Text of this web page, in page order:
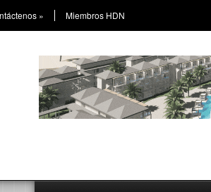
» Miembros HDN